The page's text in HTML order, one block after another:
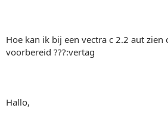
Hoe kan ik bij een vectra c 2.2 aut
voorbereid ???:vertag
Hallo,